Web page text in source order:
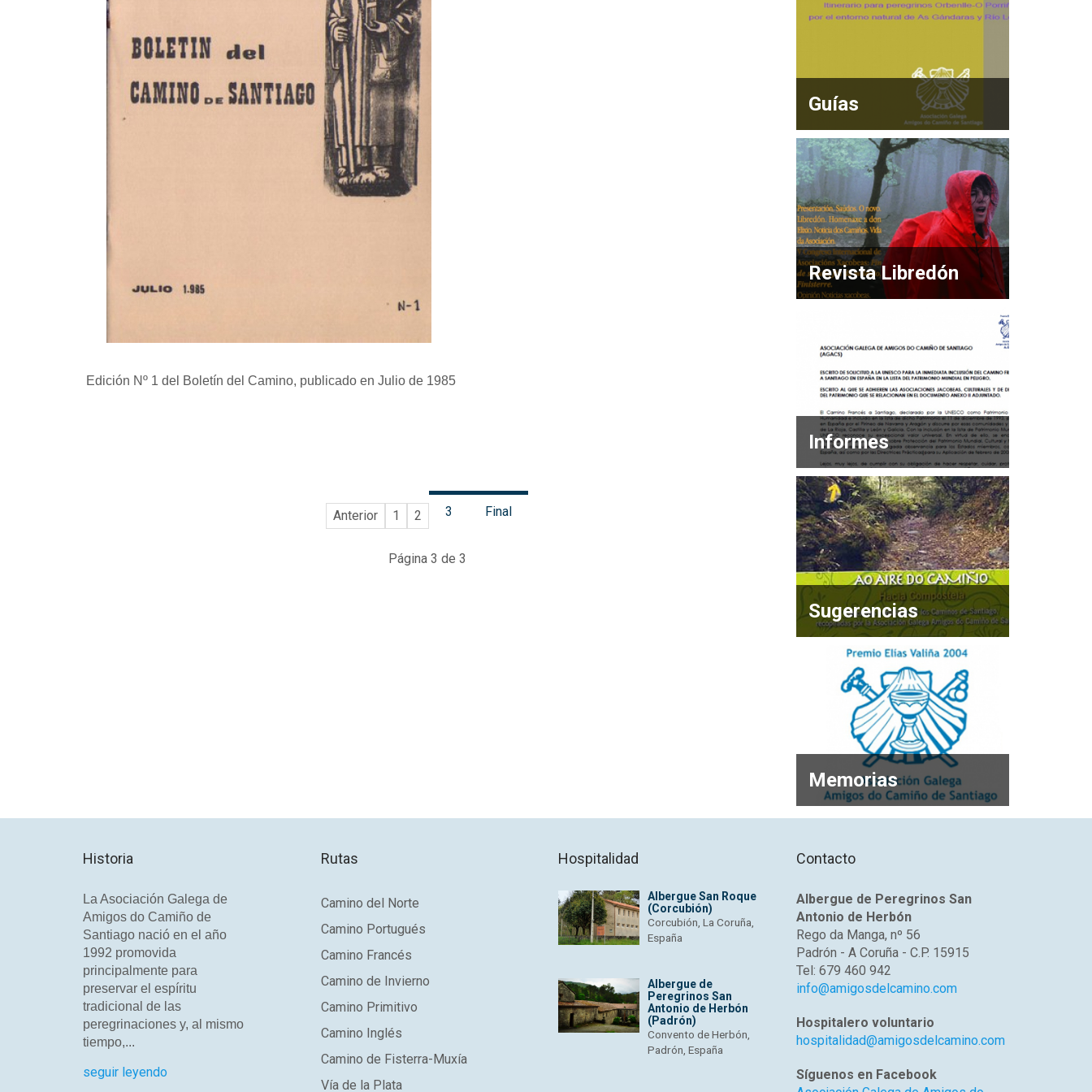
Edición Nº 1 del Boletín del Camino, publicado en Julio de 1985
Anterior 1 2 3 Final
Página 3 de 3
Guías
Revista Libredón
Informes
Sugerencias
Memorias
Historia
La Asociación Galega de
Amigos do Camiño de
Santiago nació en el año
1992 promovida
principalmente para
preservar el espíritu
tradicional de las
peregrinaciones y, al mismo
tiempo,...
seguir leyendo
Rutas
Camino del Norte
Camino Portugués
Camino Francés
Camino de Invierno
Camino Primitivo
Camino Inglés
Camino de Fisterra-Muxía
Vía de la Plata
Hospitalidad
Albergue San Roque
(Corcubión)
Corcubión, La Coruña,
España
Albergue de
Peregrinos San
Antonio de Herbón
(Padrón)
Convento de Herbón,
Padrón, España
Contacto
Albergue de Peregrinos San
Antonio de Herbón
Rego da Manga, nº 56
Padrón - A Coruña - C.P. 15915
Tel: 679 460 942
info@amigosdelcamino.com
Hospitalero voluntario
hospitalidad@amigosdelcamino.com
Síguenos en Facebook